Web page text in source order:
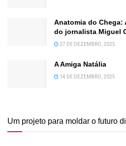
Anatomia do
do jornalista Miguel
27 DE DEZEMBRO, 2025
A Amiga Natália
14 DE DEZEMBRO, 2025
Um projeto para moldar o futuro